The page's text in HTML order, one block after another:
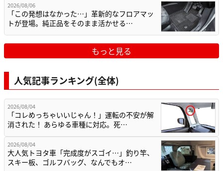
2026/08/06
「この発想はなかった…」革新的なフロアマッ
トが登場。純正品をそのまま活かせる…
もっと見る
人気記事ランキング(全体)
2026/08/04
「コレめっちゃいいじゃん！」運転の不安が解
消された！ あらゆる車種に対応。死…
2026/08/04
大人気トヨタ車「完成度がスゴイ…」釣り竿、
スキー板、ゴルフバッグ、なんでもオ…